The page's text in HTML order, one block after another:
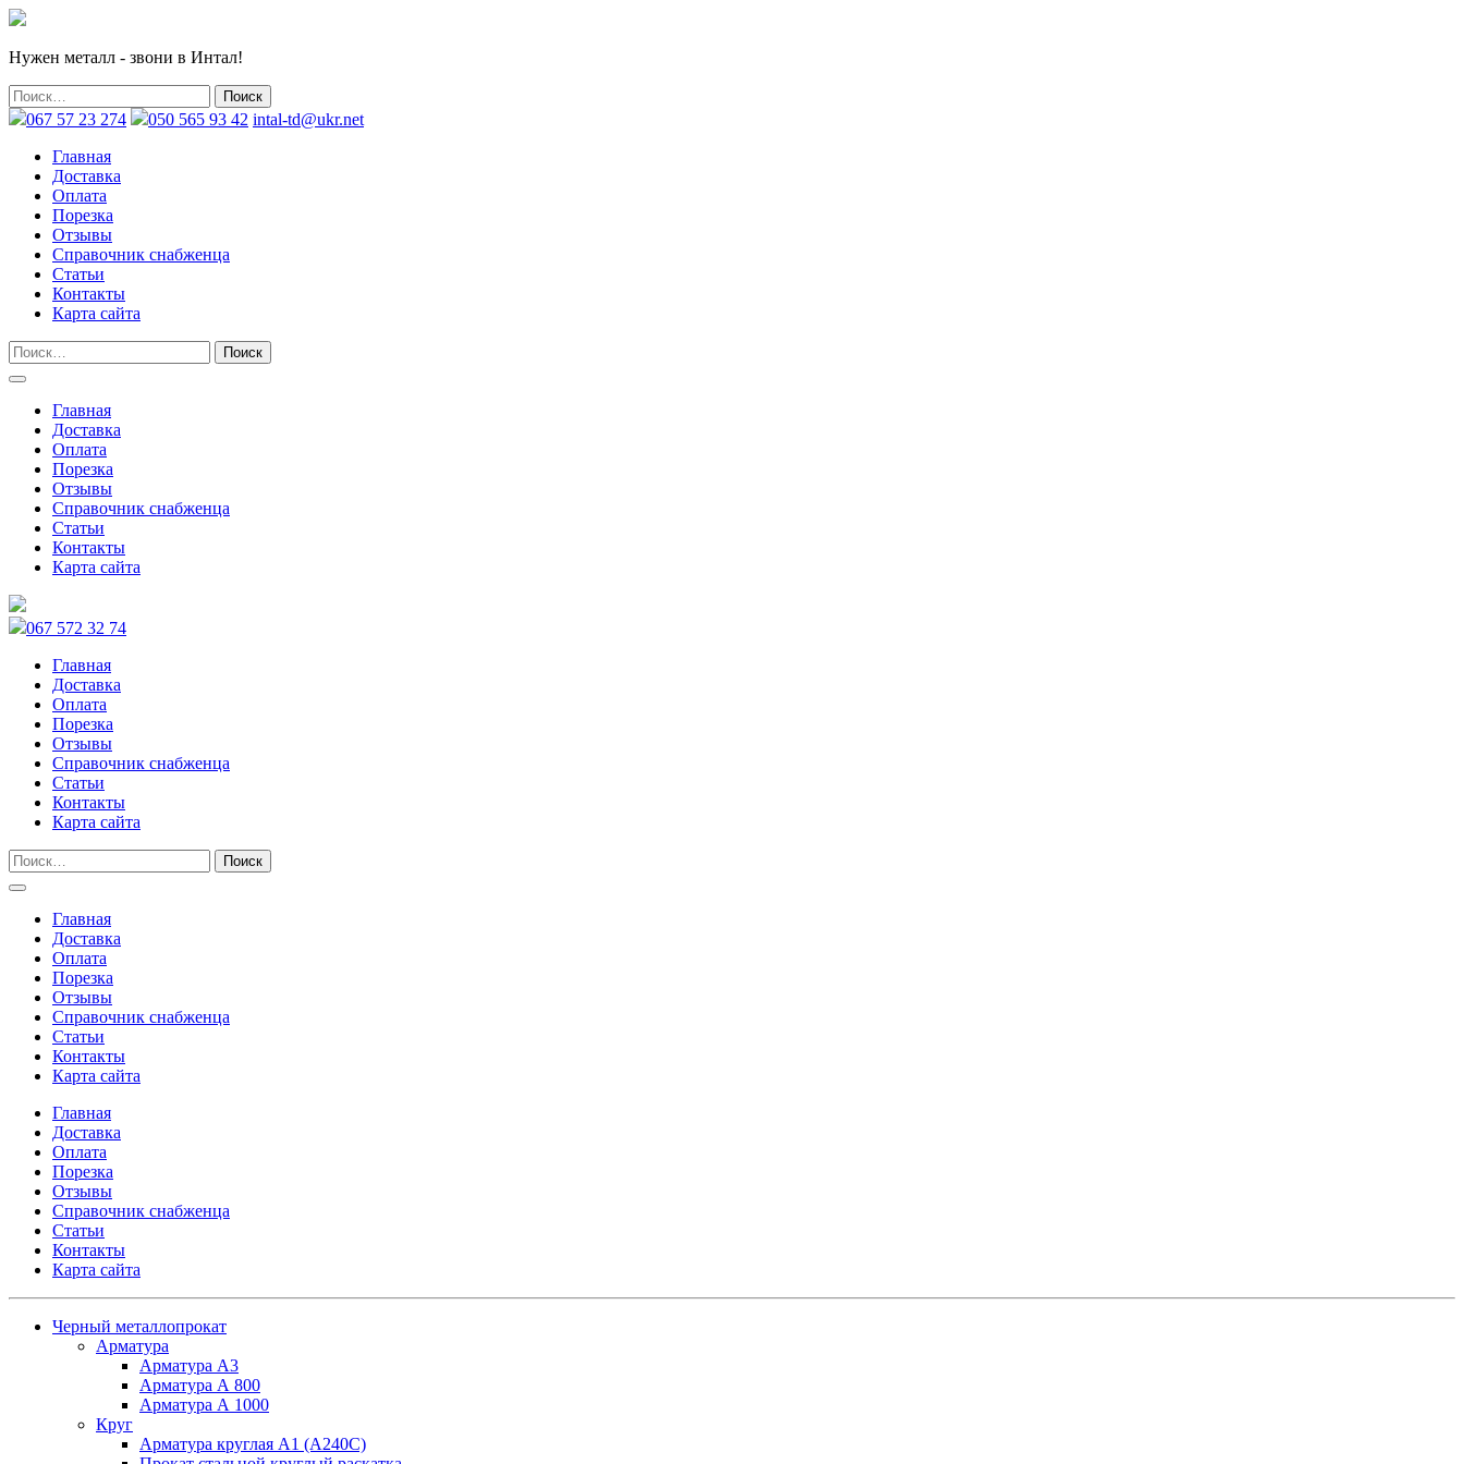
Нужен металл - звони в Интал!
067 57 23 274 050 565 93 42 intal-td@ukr.net
Главная
Доставка
Оплата
Порезка
Отзывы
Справочник снабженца
Статьи
Контакты
Карта сайта
Главная
Доставка
Оплата
Порезка
Отзывы
Справочник снабженца
Статьи
Контакты
Карта сайта
067 572 32 74
Главная
Доставка
Оплата
Порезка
Отзывы
Справочник снабженца
Статьи
Контакты
Карта сайта
Главная
Доставка
Оплата
Порезка
Отзывы
Справочник снабженца
Статьи
Контакты
Карта сайта
Главная
Доставка
Оплата
Порезка
Отзывы
Справочник снабженца
Статьи
Контакты
Карта сайта
Черный металлопрокат
Арматура
Арматура А3
Арматура А 800
Арматура А 1000
Круг
Арматура круглая А1 (А240C)